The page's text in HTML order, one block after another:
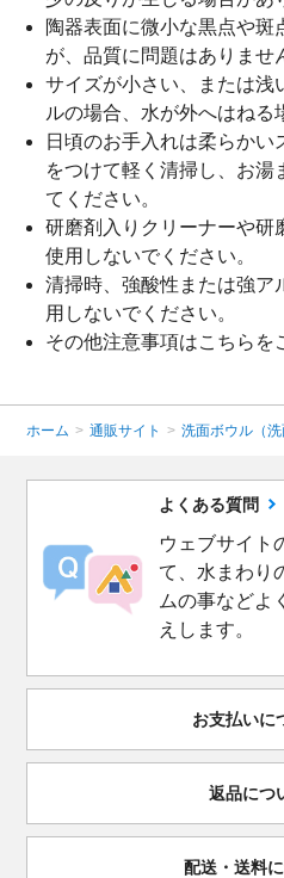
陶器表面に微小な黒点や斑
が、品質に問題はありませ
サイズが小さい、または浅
ルの場合、水が外へはねる
日頃のお手入れは柔らかい
をつけて軽く清掃し、お湯
てください。
研磨剤入りクリーナーや研
使用しないでください。
清掃時、強酸性または強ア
用しないでください。
その他注意事項はこちら を
ホーム > 通販サイト > 洗面ボウル（洗
よくある質問
ウェブサイト
て、水まわり
ムの事などよ
えします。
お支払いに
返品につ
配送・送料